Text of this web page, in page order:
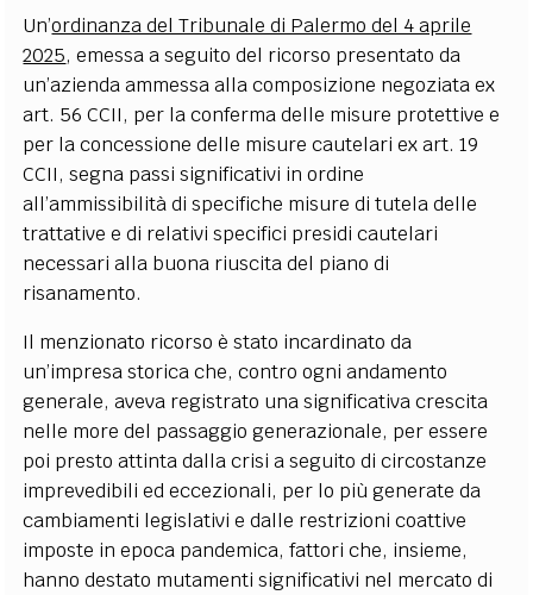
Un’ordinanza del Tribunale di Palermo del 4 aprile
2025, emessa a seguito del ricorso presentato da
un’azienda ammessa alla composizione negoziata ex
art. 56 CCII, per la conferma delle misure protettive e
per la concessione delle misure cautelari ex art. 19
CCII, segna passi significativi in ordine
all’ammissibilità di specifiche misure di tutela delle
trattative e di relativi specifici presidi cautelari
necessari alla buona riuscita del piano di
risanamento.
Il menzionato ricorso è stato incardinato da
un’impresa storica che, contro ogni andamento
generale, aveva registrato una significativa crescita
nelle more del passaggio generazionale, per essere
poi presto attinta dalla crisi a seguito di circostanze
imprevedibili ed eccezionali, per lo più generate da
cambiamenti legislativi e dalle restrizioni coattive
imposte in epoca pandemica, fattori che, insieme,
hanno destato mutamenti significativi nel mercato di